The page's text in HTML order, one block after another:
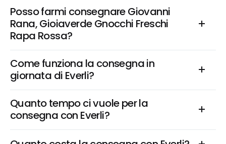
Posso farmi consegnare Giovanni
Rana, Gioiaverde Gnocchi Freschi
Rapa Rossa?
Come funziona la consegna in
giornata di Everli?
Quanto tempo ci vuole per la
consegna con Everli?